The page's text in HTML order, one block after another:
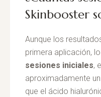
Skinbooster
Aunque los
primera aplicación,
sesiones iniciales,
aproximadamente
que el ácido